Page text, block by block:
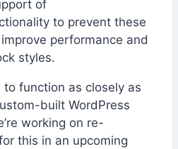
of
to prevent these
performance and
styles.
to function as closely as
built WordPress
working on re-
this in an upcoming